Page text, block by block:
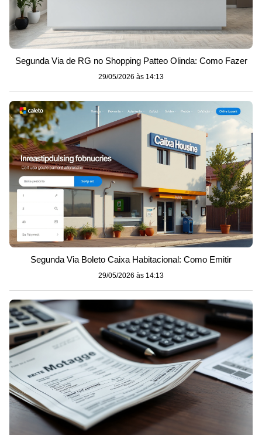
Segunda Via de RG no Shopping Patteo Olinda: Como Fazer
29/05/2026 às 14:13
Segunda Via Boleto Caixa Habitacional: Como Emitir
29/05/2026 às 14:13